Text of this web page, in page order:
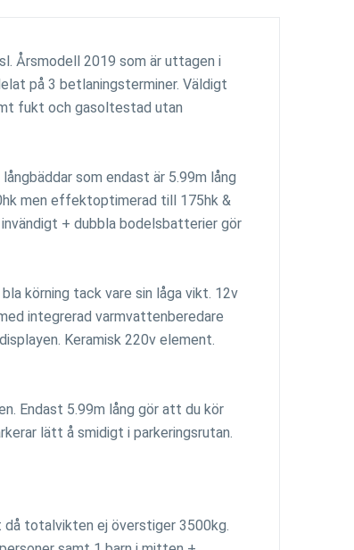
Årsmodell 2019 som är uttagen i
på 3 betlaningsterminer. Väldigt
fukt och gasoltestad utan
som endast är 5.99m lång
men effektoptimerad till 175hk &
+ dubbla bodelsbatterier gör
körning tack vare sin låga vikt. 12v
integrerad varmvattenberedare
Keramisk 220v element.
Endast 5.99m lång gör att du kör
lätt å smidigt i parkeringsrutan.
totalvikten ej överstiger 3500kg.